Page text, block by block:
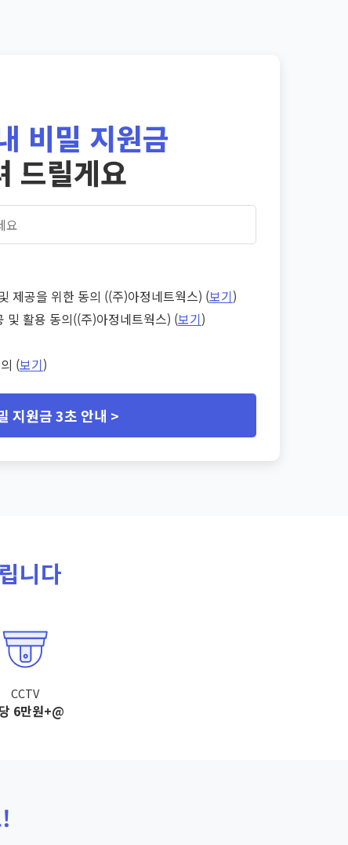
비밀 지원금
드릴게요
제공을 위한 동의 ((주)아정네트웍스) (보기)
및 활용 동의((주)아정네트웍스) (보기)
(보기)
지원금 3초 안내 >
니다
CCTV
6만원+@